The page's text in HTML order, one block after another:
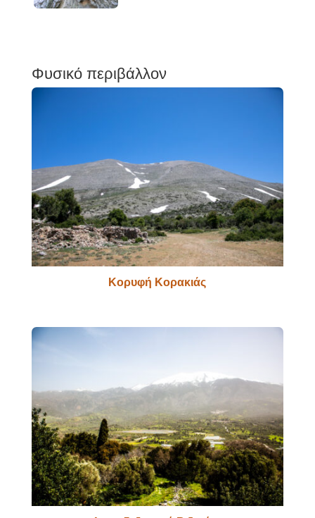
Φυσικό περιβάλλον
Κορυφή Κορακιάς